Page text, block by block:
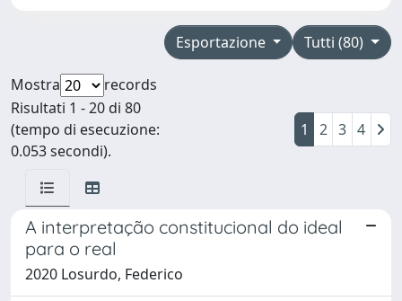
Tutti (80)
Esportazione
Mostra
records
Risultati 1 - 20 di 80
(tempo di esecuzione:
0.053 secondi).
1 2 3 4
A interpretação constitucional do ideal
para o real
2020 Losurdo, Federico